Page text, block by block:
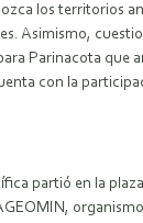
los territorios
Asimismo,
Parinacota que
con la
partió en la